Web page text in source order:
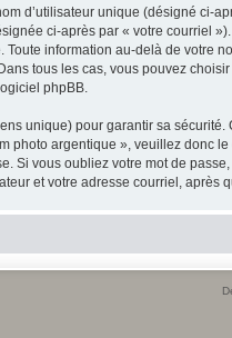
d’utilisateur unique (désigné ci-
ci-après par « votre courriel
information au-delà de votre
tous les cas, vous pouvez
phpBB.
unique) pour garantir sa
photo argentique », veuillez donc
Si vous oubliez votre mot de
et votre adresse courriel,